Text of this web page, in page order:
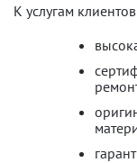
К услугам